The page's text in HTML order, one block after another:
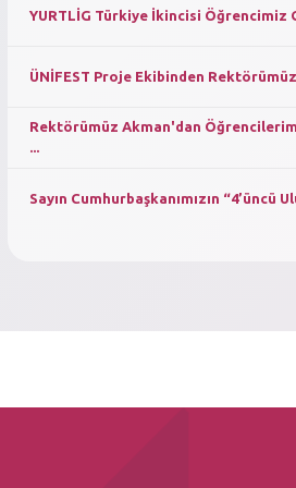
YURTLİG Türkiye İkincisi Öğrencimiz
ÜNİFEST Proje Ekibinden
Rektörümüz Akman'dan
...
Sayın Cumhurbaşkanımızın “4’üncü